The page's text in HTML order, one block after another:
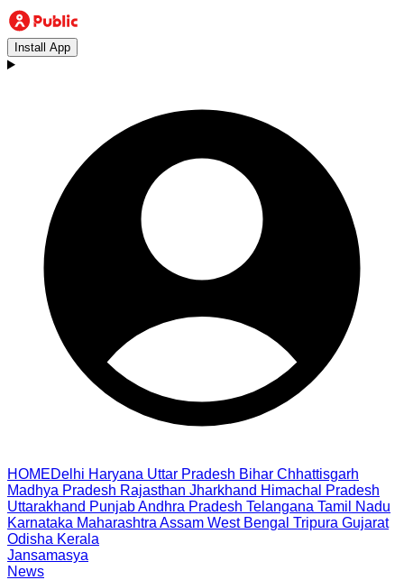
Install App
HOMEDelhi Haryana Uttar Pradesh Bihar Chhattisgarh
Madhya Pradesh Rajasthan Jharkhand Himachal Pradesh
Uttarakhand PunjabAndhra Pradesh Telangana Tamil Nadu
Karnataka Maharashtra Assam West Bengal Tripura Gujarat
Odisha Kerala
Jansamasya
News